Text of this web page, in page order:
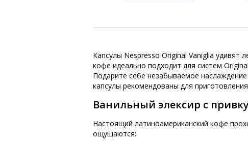
Капсулы Nespresso Original Vaniglia
кофе идеально подходит для систем
Подарите себе незабываемое
капсулы рекомендованы для приготовления
Ванильный элексир с
Настоящий латиноамериканский кофе
ощущаются: